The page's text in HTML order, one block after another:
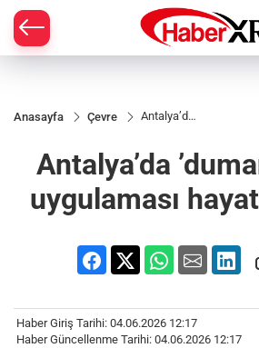
Anasayfa Çevre
Antalya’da
uygulaması
hayata
Antalya’da
uygulaması
Haber Giriş Tarihi: 04.06.2026 12:17
Haber Güncellenme Tarihi: 04.06.2026 12:17